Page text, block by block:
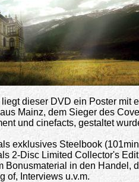
dieser DVD ein Poster mit
Mainz, dem Sieger des
und cinefacts, gestaltet
exklusives Steelbook
2-Disc Limited Collector's
Bonusmaterial in den Handel,
of, Interviews u.v.m.